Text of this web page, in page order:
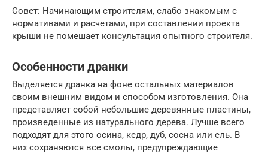
Совет: Начинающим строителям, слабо знакомым с
нормативами и расчетами, при составлении проекта
крыши не помешает консультация опытного строителя.
Особенности дранки
Выделяется дранка на фоне остальных материалов
своим внешним видом и способом изготовления. Она
представляет собой небольшие деревянные пластины,
произведенные из натурального дерева. Лучше всего
подходят для этого осина, кедр, дуб, сосна или ель. В
них сохраняются все смолы, предупреждающие